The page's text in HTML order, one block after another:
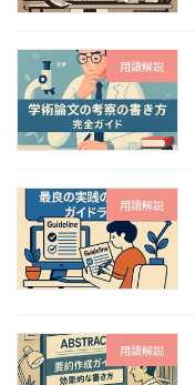
用語解説
用語解説
用語解説